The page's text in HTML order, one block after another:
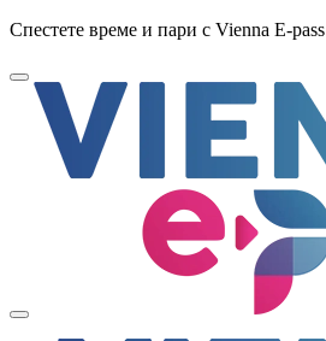
Спестете време и пари с Vienna E-pass